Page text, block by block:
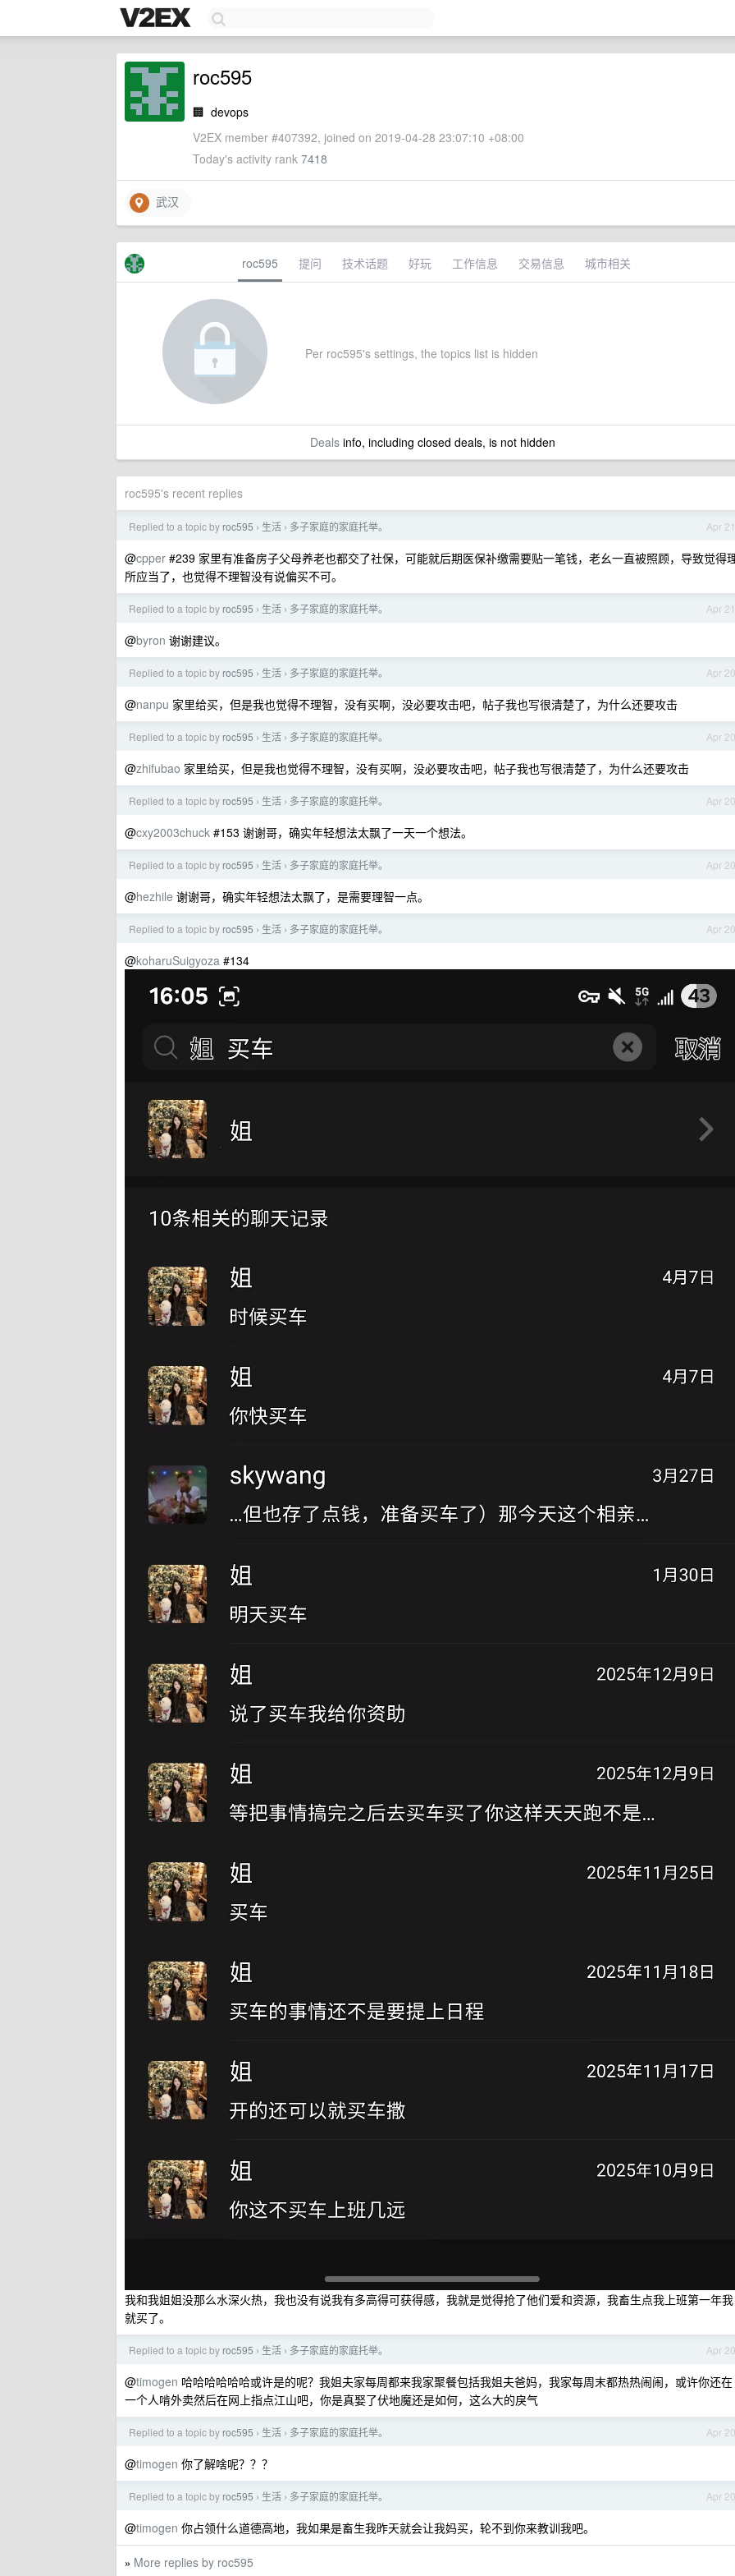
roc595
🏢 devops
V2EX member #407392, joined on 2019-04-28 23:07:10 +08:00
Today's activity rank 7418
武汉
roc595 提问 技术话题 好玩 工作信息 交易信息 城市相关
Per roc595's settings, the topics list is hidden
Dealsinfo, including closed deals, is not hidden
roc595's recent replies
Apr 21
Replied to a topic by roc595 › 生活 › 多子家庭的家庭托举。
@cpper #239 家里有准备房子父母养老也都交了社保，可能就后期医保补缴需要贴一笔钱，老幺一直被照顾，导致觉得
所应当了，也觉得不理智没有说偏买不可。
Apr 21
Replied to a topic by roc595 › 生活 › 多子家庭的家庭托举。
@byron 谢谢建议。
Apr 20
Replied to a topic by roc595 › 生活 › 多子家庭的家庭托举。
@nanpu 家里给买，但是我也觉得不理智，没有买啊，没必要攻击吧，帖子我也写很清楚了，为什么还要攻击
Apr 20
Replied to a topic by roc595 › 生活 › 多子家庭的家庭托举。
@zhifubao 家里给买，但是我也觉得不理智，没有买啊，没必要攻击吧，帖子我也写很清楚了，为什么还要攻击
Apr 20
Replied to a topic by roc595 › 生活 › 多子家庭的家庭托举。
@cxy2003chuck #153 谢谢哥，确实年轻想法太飘了一天一个想法。
Apr 20
Replied to a topic by roc595 › 生活 › 多子家庭的家庭托举。
@hezhile 谢谢哥，确实年轻想法太飘了，是需要理智一点。
Apr 20
Replied to a topic by roc595 › 生活 › 多子家庭的家庭托举。
@koharuSuigyoza #134
我和我姐姐没那么水深火热，我也没有说我有多高得可获得感，我就是觉得抢了他们爱和资源，我畜生点我上班第一年我
就买了。
Apr 20
Replied to a topic by roc595 › 生活 › 多子家庭的家庭托举。
@timogen 哈哈哈哈哈哈或许是的呢？我姐夫家每周都来我家聚餐包括我姐夫爸妈，我家每周末都热热闹闹，或许你还在
一个人啃外卖然后在网上指点江山吧，你是真娶了伏地魔还是如何，这么大的戾气
Apr 20
Replied to a topic by roc595 › 生活 › 多子家庭的家庭托举。
@timogen 你了解啥呢？？？
Apr 20
Replied to a topic by roc595 › 生活 › 多子家庭的家庭托举。
@timogen 你占领什么道德高地，我如果是畜生我昨天就会让我妈买，轮不到你来教训我吧。
» More replies by roc595